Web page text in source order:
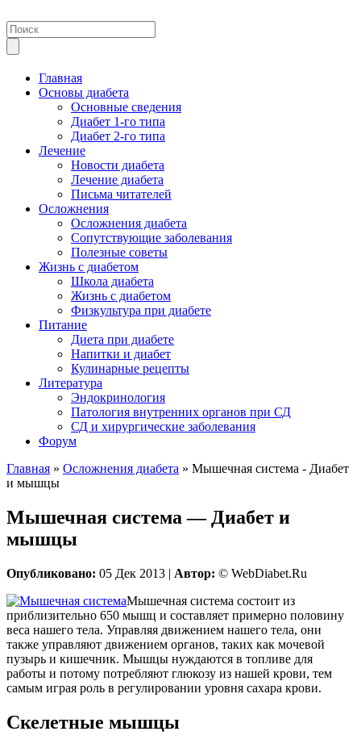
Главная
Основы диабета
Основные сведения
Диабет 1-го типа
Диабет 2-го типа
Лечение
Новости диабета
Лечение диабета
Письма читателей
Осложнения
Осложнения диабета
Сопутствующие заболевания
Полезные советы
Жизнь с диабетом
Школа диабета
Жизнь с диабетом
Физкультура при диабете
Питание
Диета при диабете
Напитки и диабет
Кулинарные рецепты
Литература
Эндокринология
Патология внутренних органов при СД
СД и хирургические заболевания
Форум
Главная » Осложнения диабета » Мышечная система - Диабет
и мышцы
Мышечная система — Диабет и
мышцы
Опубликовано: 05 Дек 2013 | Автор: © WebDiabet.Ru
Мышечная система состоит из
приблизительно 650 мышц и составляет примерно половину
веса нашего тела. Управляя движением нашего тела, они
также управляют движением органов, таких как мочевой
пузырь и кишечник. Мышцы нуждаются в топливе для
работы и потому потребляют глюкозу из нашей крови, тем
самым играя роль в регулировании уровня сахара крови.
Скелетные мышцы